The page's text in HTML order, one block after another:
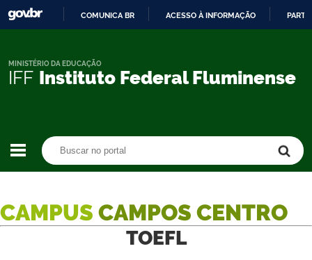
CONTEÚDO
COMUNICA BR ACESSO À INFORMAÇÃO
IFF Instituto Federal Fluminense
MINISTÉRIO DA EDUCAÇÃO
CAMPUS CAMPOS CENTRO
TOEFL